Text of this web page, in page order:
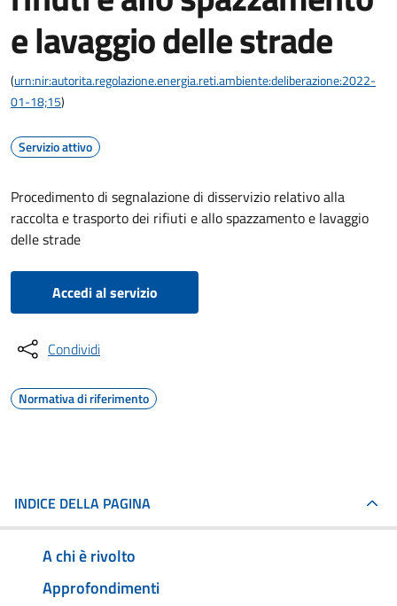
e lavaggio delle strade
(urn:nir:autorita.regolazione.energia.reti.ambiente:deliberazione:2022-
01-18;15)
Servizio attivo
Procedimento di segnalazione di disservizio relativo alla
raccolta e trasporto dei rifiuti e allo spazzamento e lavaggio
delle strade
Accedi al servizio
Condividi
Normativa di riferimento
INDICE DELLA PAGINA
A chi è rivolto
Approfondimenti